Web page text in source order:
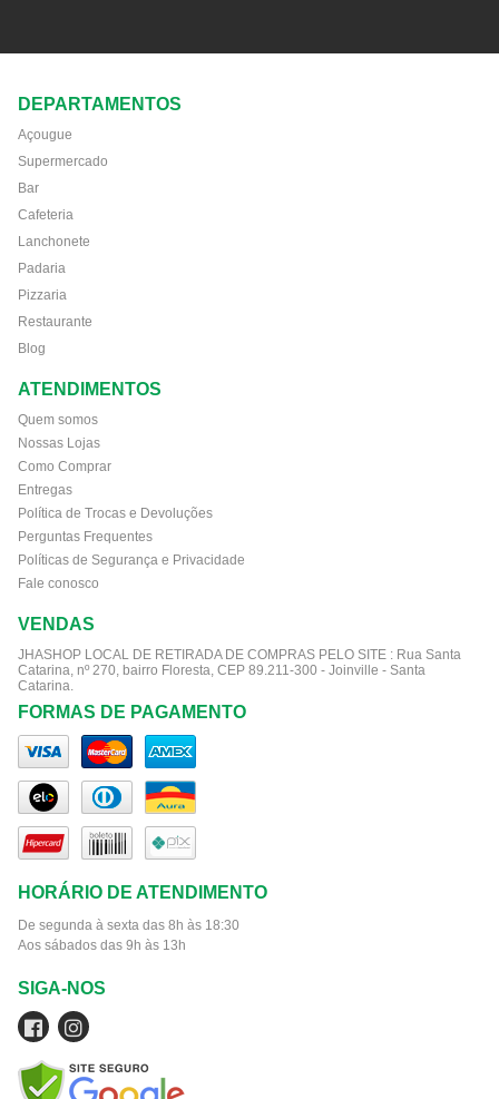
DEPARTAMENTOS
Açougue
Supermercado
Bar
Cafeteria
Lanchonete
Padaria
Pizzaria
Restaurante
Blog
ATENDIMENTOS
Quem somos
Nossas Lojas
Como Comprar
Entregas
Política de Trocas e Devoluções
Perguntas Frequentes
Políticas de Segurança e Privacidade
Fale conosco
VENDAS
JHASHOP LOCAL DE RETIRADA DE COMPRAS PELO SITE : Rua Santa
Catarina, nº 270, bairro Floresta, CEP 89.211-300 - Joinville - Santa
Catarina.
FORMAS DE PAGAMENTO
HORÁRIO DE ATENDIMENTO
De segunda à sexta das 8h às 18:30
Aos sábados das 9h às 13h
SIGA-NOS